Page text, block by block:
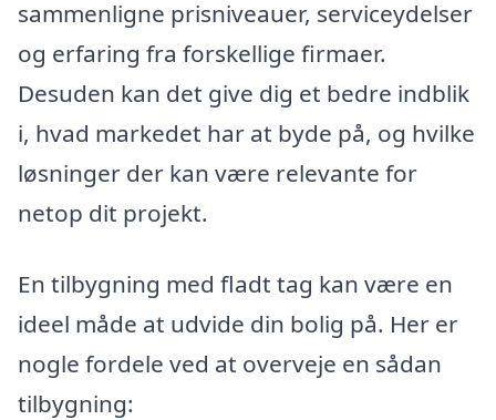
sammenligne prisniveauer, serviceydelser
og erfaring fra forskellige firmaer.
Desuden kan det give dig et bedre indblik
i, hvad markedet har at byde på, og hvilke
løsninger der kan være relevante for
netop dit projekt.
En tilbygning med fladt tag kan være en
ideel måde at udvide din bolig på. Her er
nogle fordele ved at overveje en sådan
tilbygning: